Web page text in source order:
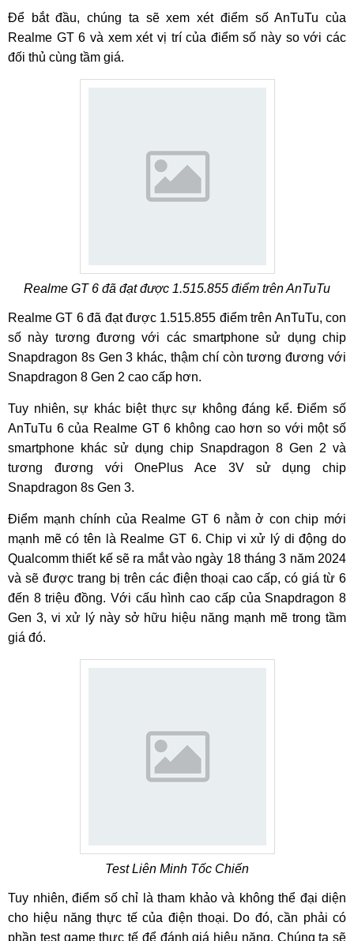
Để bắt đầu, chúng ta sẽ xem xét điểm số AnTuTu của
Realme GT 6 và xem xét vị trí của điểm số này so với các
đối thủ cùng tầm giá.
Realme GT 6 đã đạt được 1.515.855 điểm trên AnTuTu
Realme GT 6 đã đạt được 1.515.855 điểm trên AnTuTu, con
số này tương đương với các smartphone sử dụng chip
Snapdragon 8s Gen 3 khác, thậm chí còn tương đương với
Snapdragon 8 Gen 2 cao cấp hơn.
Tuy nhiên, sự khác biệt thực sự không đáng kể. Điểm số
AnTuTu 6 của Realme GT 6 không cao hơn so với một số
smartphone khác sử dụng chip Snapdragon 8 Gen 2 và
tương đương với OnePlus Ace 3V sử dụng chip
Snapdragon 8s Gen 3.
Điểm mạnh chính của Realme GT 6 nằm ở con chip mới
mạnh mẽ có tên là Realme GT 6. Chip vi xử lý di động do
Qualcomm thiết kế sẽ ra mắt vào ngày 18 tháng 3 năm 2024
và sẽ được trang bị trên các điện thoại cao cấp, có giá từ 6
đến 8 triệu đồng. Với cấu hình cao cấp của Snapdragon 8
Gen 3, vi xử lý này sở hữu hiệu năng mạnh mẽ trong tầm
giá đó.
Test Liên Minh Tốc Chiến
Tuy nhiên, điểm số chỉ là tham khảo và không thể đại diện
cho hiệu năng thực tế của điện thoại. Do đó, cần phải có
phần test game thực tế để đánh giá hiệu năng. Chúng ta sẽ